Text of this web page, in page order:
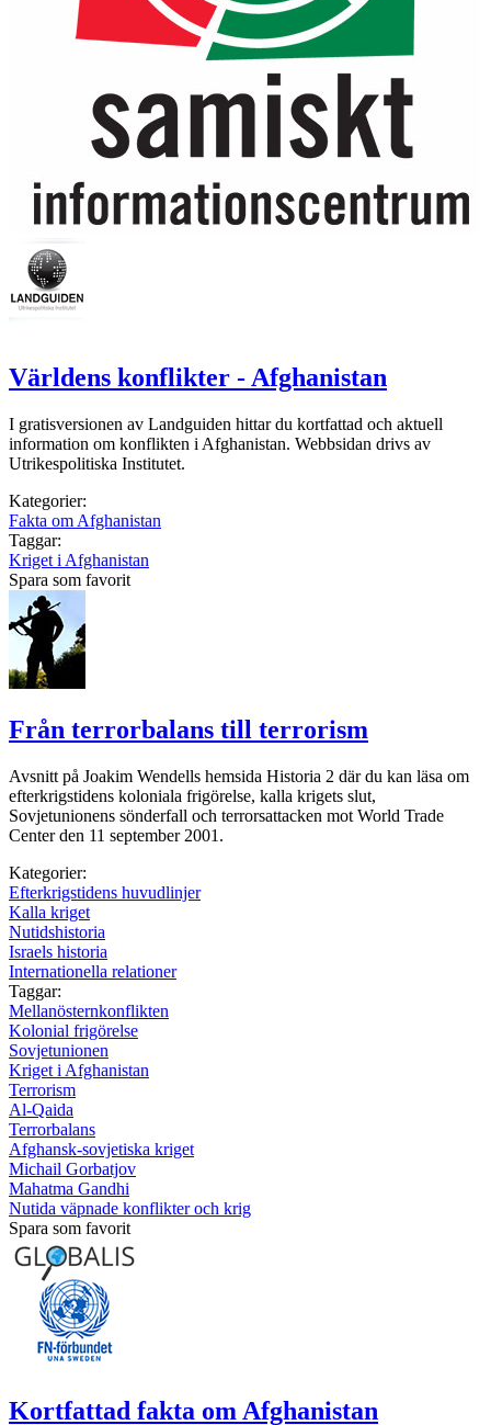
Världens konflikter - Afghanistan
I gratisversionen av Landguiden hittar du kortfattad och aktuell
information om konflikten i Afghanistan. Webbsidan drivs av
Utrikespolitiska Institutet.
Kategorier:
Fakta om Afghanistan
Taggar:
Kriget i Afghanistan
Spara som favorit
Från terrorbalans till terrorism
Avsnitt på Joakim Wendells hemsida Historia 2 där du kan läsa om
efterkrigstidens koloniala frigörelse, kalla krigets slut,
Sovjetunionens sönderfall och terrorsattacken mot World Trade
Center den 11 september 2001.
Kategorier:
Efterkrigstidens huvudlinjer
Kalla kriget
Nutidshistoria
Israels historia
Internationella relationer
Taggar:
Mellanösternkonflikten
Kolonial frigörelse
Sovjetunionen
Kriget i Afghanistan
Terrorism
Al-Qaida
Terrorbalans
Afghansk-sovjetiska kriget
Michail Gorbatjov
Mahatma Gandhi
Nutida väpnade konflikter och krig
Spara som favorit
Kortfattad fakta om Afghanistan